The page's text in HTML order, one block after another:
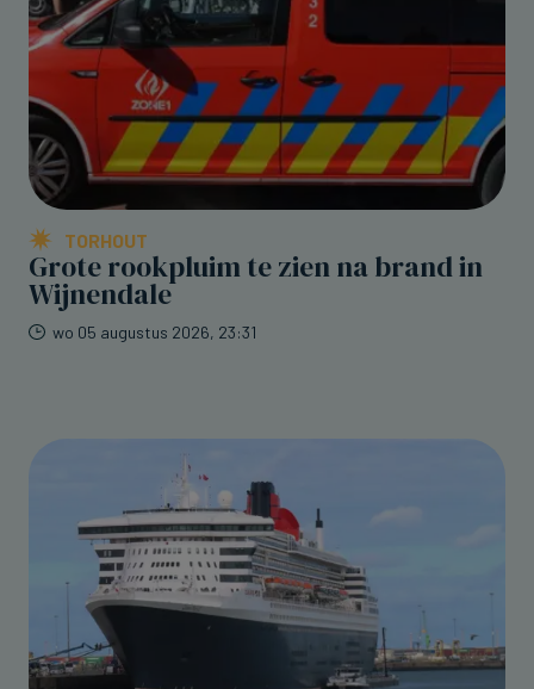
TORHOUT
Grote rookpluim te zien na brand in
Wijnendale
wo 05 augustus 2026, 23:31